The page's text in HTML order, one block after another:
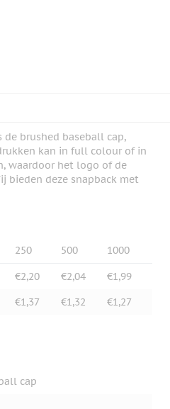
brushed baseball cap,
kan in full colour of in
waardoor het logo of de
bieden deze snapback met
250 500 1000
€2,20 €2,04
€1,99
€1,37 €1,32 €1,27
cap